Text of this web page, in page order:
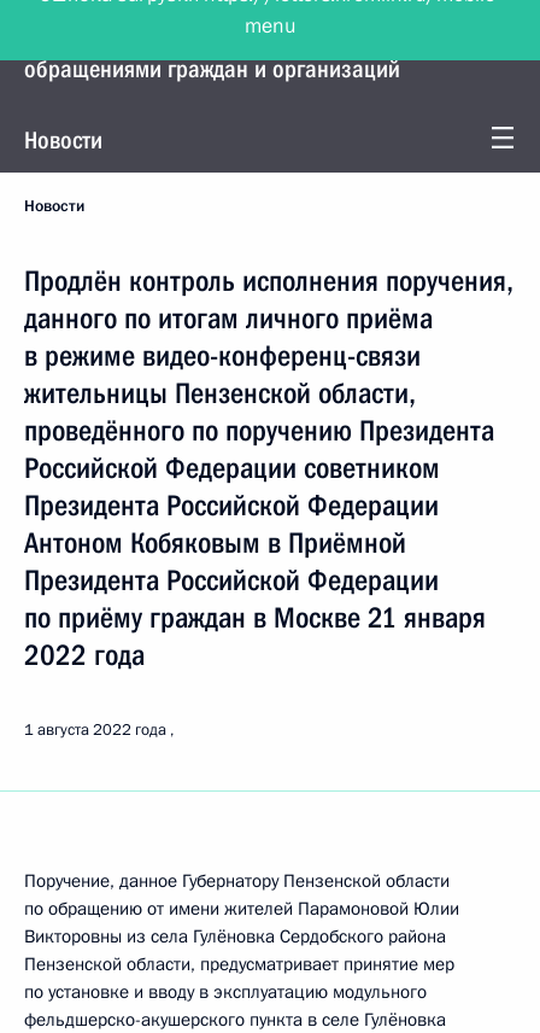
Управление Президента по работе с
обращениями граждан и организаций
Новости
Новости
Продлён контроль исполнения поручения,
данного по итогам личного приёма
в режиме видео-конференц-связи
жительницы Пензенской области,
проведённого по поручению Президента
Российской Федерации советником
Президента Российской Федерации
Антоном Кобяковым в Приёмной
Президента Российской Федерации
по приёму граждан в Москве 21 января
2022 года
1 августа 2022 года
Поручение, данное Губернатору Пензенской области
по обращению от имени жителей Парамоновой Юлии
Викторовны из села Гулёновка Сердобского района
Пензенской области, предусматривает принятие мер
по установке и вводу в эксплуатацию модульного
фельдшерско-акушерского пункта в селе Гулёновка
menu